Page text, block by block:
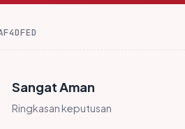
Sangat Aman
Ringkasan keputusan